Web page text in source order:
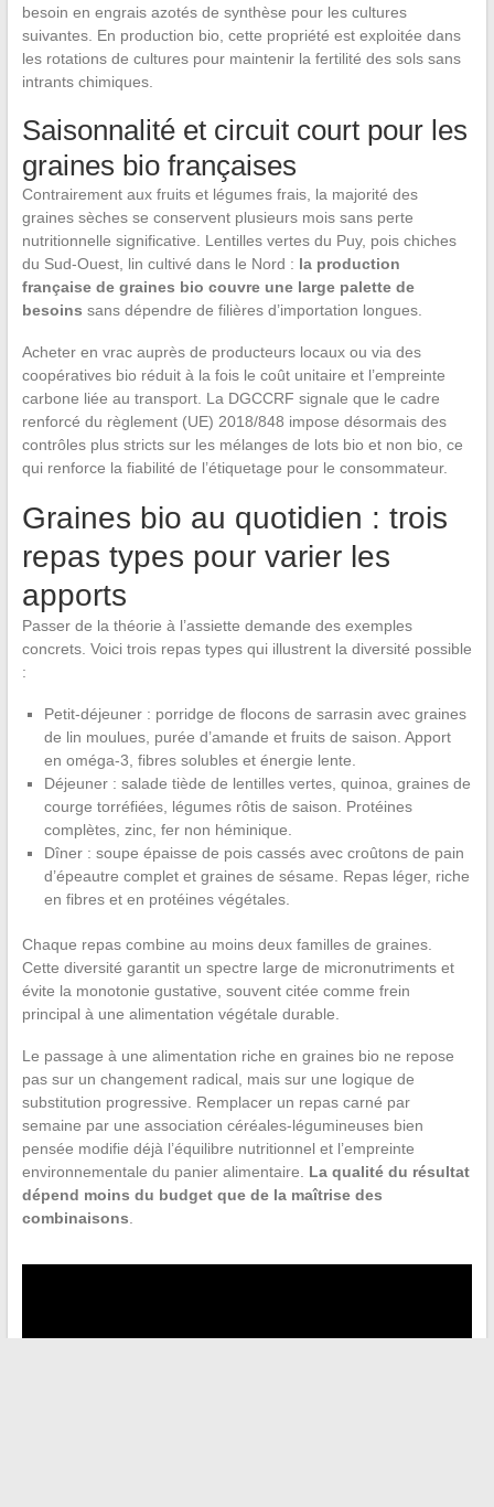
besoin en engrais azotés de synthèse pour les cultures
suivantes. En production bio, cette propriété est exploitée dans
les rotations de cultures pour maintenir la fertilité des sols sans
intrants chimiques.
Saisonnalité et circuit court pour les
graines bio françaises
Contrairement aux fruits et légumes frais, la majorité des
graines sèches se conservent plusieurs mois sans perte
nutritionnelle significative. Lentilles vertes du Puy, pois chiches
du Sud-Ouest, lin cultivé dans le Nord : la production
française de graines bio couvre une large palette de
besoins sans dépendre de filières d’importation longues.
Acheter en vrac auprès de producteurs locaux ou via des
coopératives bio réduit à la fois le coût unitaire et l’empreinte
carbone liée au transport. La DGCCRF signale que le cadre
renforcé du règlement (UE) 2018/848 impose désormais des
contrôles plus stricts sur les mélanges de lots bio et non bio, ce
qui renforce la fiabilité de l’étiquetage pour le consommateur.
Graines bio au quotidien : trois
repas types pour varier les
apports
Passer de la théorie à l’assiette demande des exemples
concrets. Voici trois repas types qui illustrent la diversité possible
:
Petit-déjeuner : porridge de flocons de sarrasin avec graines
de lin moulues, purée d’amande et fruits de saison. Apport
en oméga-3, fibres solubles et énergie lente.
Déjeuner : salade tiède de lentilles vertes, quinoa, graines de
courge torréfiées, légumes rôtis de saison. Protéines
complètes, zinc, fer non héminique.
Dîner : soupe épaisse de pois cassés avec croûtons de pain
d’épeautre complet et graines de sésame. Repas léger, riche
en fibres et en protéines végétales.
Chaque repas combine au moins deux familles de graines.
Cette diversité garantit un spectre large de micronutriments et
évite la monotonie gustative, souvent citée comme frein
principal à une alimentation végétale durable.
Le passage à une alimentation riche en graines bio ne repose
pas sur un changement radical, mais sur une logique de
substitution progressive. Remplacer un repas carné par
semaine par une association céréales-légumineuses bien
pensée modifie déjà l’équilibre nutritionnel et l’empreinte
environnementale du panier alimentaire. La qualité du résultat
dépend moins du budget que de la maîtrise des
combinaisons.